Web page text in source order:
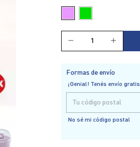
Formas de envío
Entregas para el CP:
¡Genial! Tenés envío gratis
No sé mi código postal